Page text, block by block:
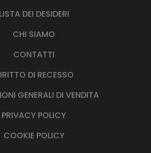
LISTA DEI DESIDERI
CHI SIAMO
CONTATTI
DI RECESSO
GENERALI DI VENDITA
PRIVACY POLICY
COOKIE POLICY